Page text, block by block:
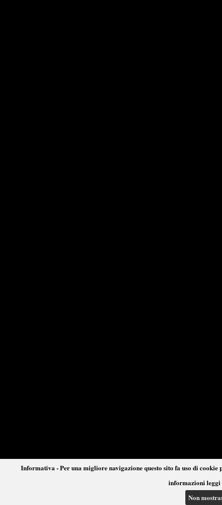
Informativa - Per una migliore navigazione questo sito fa uso di
informazioni leggi
Non